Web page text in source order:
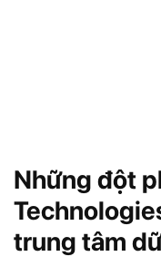
Những đột
trung tâm